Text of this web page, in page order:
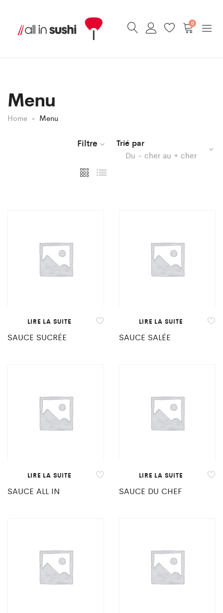
0
Menu
Home Menu
Filtre
Trié par
Du - cher au + cher
LIRE LA SUITE
SAUCE SUCRÉE
LIRE LA SUITE
SAUCE SALÉE
LIRE LA SUITE
SAUCE ALL IN
LIRE LA SUITE
SAUCE DU CHEF